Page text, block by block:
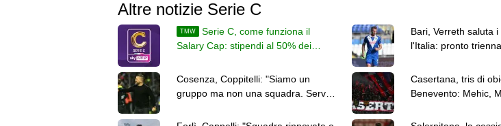
Altre notizie Serie C
TMW
Serie C, come funziona il
Salary Cap: stipendi al 50% dei
Bari, Verreth saluta
l'Italia: pronto
Cosenza, Coppitelli: "Siamo un
gruppo ma non una squadra. Serve
Casertana, tris di
Benevento: Mehic,